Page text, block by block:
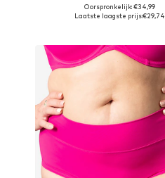
Beschikbaar in vele maten
Oorspronkelijk: €34,99
Laatste laagste prijs:€29,74